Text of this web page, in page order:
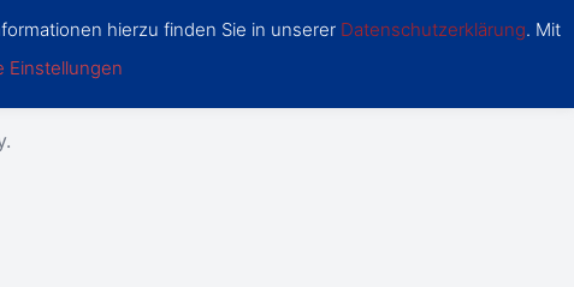
hierzu finden Sie in unserer Datenschutzerklärung. Mit
Einstellungen